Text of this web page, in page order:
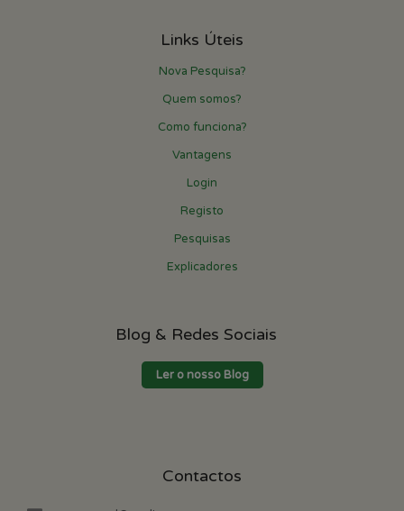
Links Úteis
Nova Pesquisa?
Quem somos?
Como funciona?
Vantagens
Login
Registo
Pesquisas
Explicadores
Blog & Redes Sociais
Ler o nosso Blog
Contactos